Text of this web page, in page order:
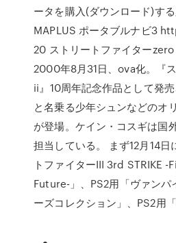
ータを購入(ダウンロード)する
MAPLUS ポータブルナビ3
20 ストリートファイター
2000年8月31日、ova化。『
ii』10周年記念作品として発
と名乗る少年シュンなどのオ
が登場。ケイン・コスギは国
担当している。 まず12月14日
トファイターIII 3rd STRIKE
Future-」、PS2用「ヴァンパ
ーズコレクション」、PS2用